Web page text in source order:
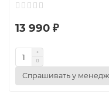
13 990 ₽
Спрашивать у